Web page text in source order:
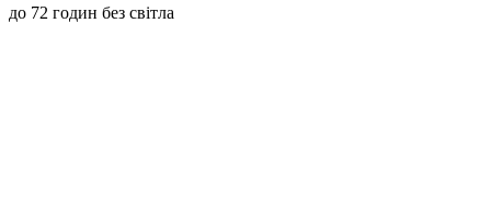
до 72 годин без світла